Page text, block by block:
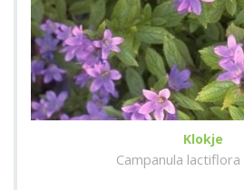
Klokje
Campanula